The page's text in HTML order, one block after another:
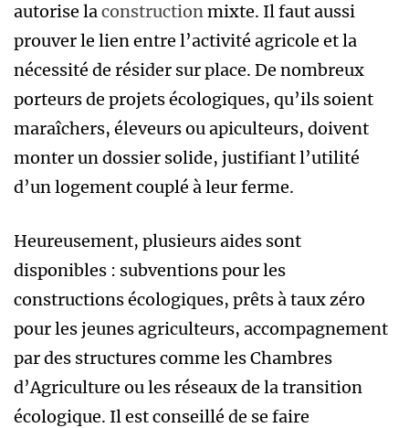
autorise laconstructionmixte. Il faut aussi
prouver le lien entre l’activité agricole et la
nécessité de résider sur place. De nombreux
porteurs de projets écologiques, qu’ils soient
maraîchers, éleveurs ou apiculteurs, doivent
monter un dossier solide, justifiant l’utilité
d’un logement couplé à leur ferme.
Heureusement, plusieurs aides sont
disponibles : subventions pour les
constructions écologiques, prêts à taux zéro
pour les jeunes agriculteurs, accompagnement
par des structures comme les Chambres
d’Agriculture ou les réseaux de la transition
écologique. Il est conseillé de se faire